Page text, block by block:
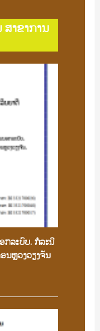
າຂາການ
ກລະບົບ. ກໍລະນີ
ນຫຼວງວຽງຈັນ